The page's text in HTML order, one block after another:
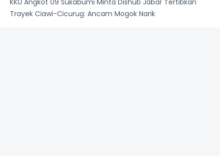
Trayek Ciawi-Cicurug: Ancam Mogok Narik